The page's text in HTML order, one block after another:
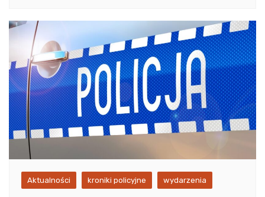
Aktualności kroniki policyjne wydarzenia